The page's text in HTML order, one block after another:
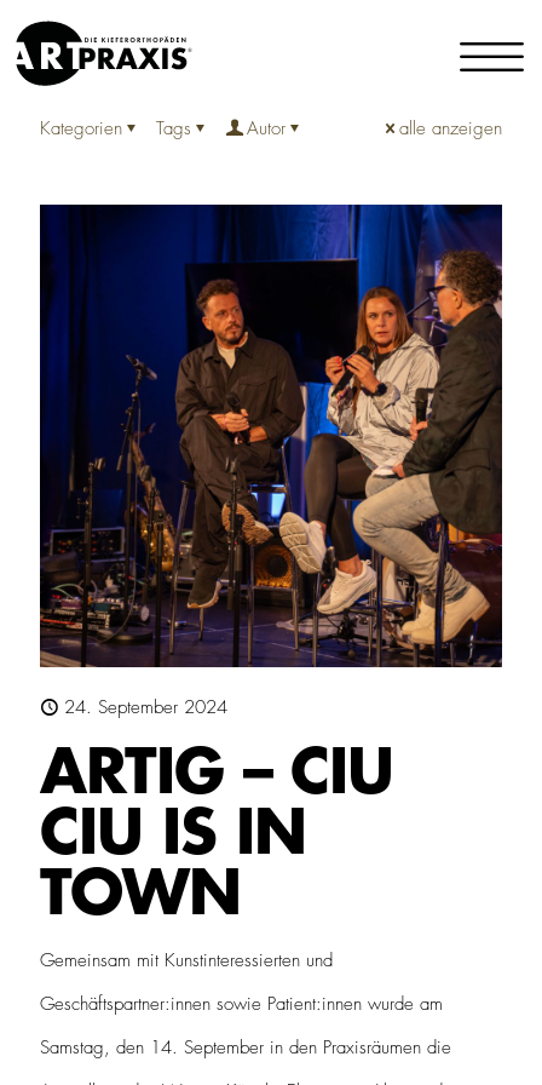
Kategorien Tags Autor alle anzeigen
24. September 2024
ARTIG – CIU
CIU IS IN
TOWN
Gemeinsam mit Kunstinteressierten und
Geschäftspartner:innen sowie Patient:innen wurde am
Samstag, den 14. September in den Praxisräumen die